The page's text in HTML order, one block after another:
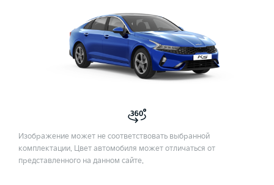
Изображение может не соответствовать выбранной
комплектации. Цвет автомобиля может отличаться от
представленного на данном сайте.